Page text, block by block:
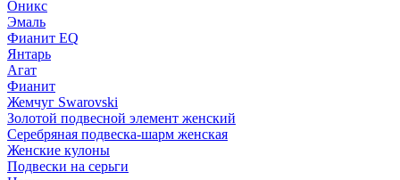
Оникс
Эмаль
Фианит EQ
Янтарь
Агат
Фианит
Жемчуг Swarovski
Золотой подвесной элемент женcкий
Серебряная подвеска-шарм женская
Женские кулоны
Подвески на серьги